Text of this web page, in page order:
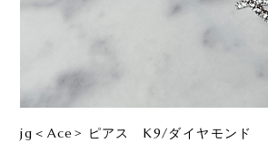
jg＜Ace> ピアス K9/ダイヤモンド